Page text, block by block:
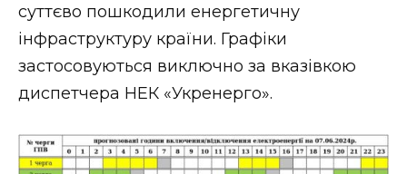
НОВИНИ ЗАХІДНОЇ УКРАЇНИ
суттєво пошкодили енергетичну
інфраструктуру країни. Графіки
застосовуються виключно за вказівкою
диспетчера НЕК «Укренерго».